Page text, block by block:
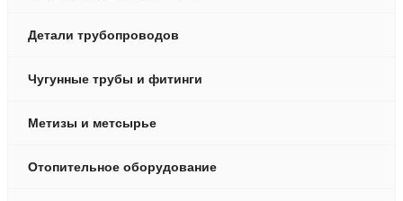
Детали трубопроводов
Чугунные трубы и фитинги
Метизы и метсырье
Отопительное оборудование